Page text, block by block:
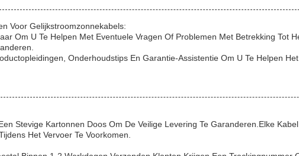
Voor Gelijkstroomzonnekabels:
Om U Te Helpen Met Eventuele Vragen Of Problemen Met Betrekking Tot
Onderhoudstips En Garantie-Assistentie Om U Te Helpen
Stevige Kartonnen Doos Om De Veilige Levering Te Garanderen.Elke
Het Vervoer Te Voorkomen.